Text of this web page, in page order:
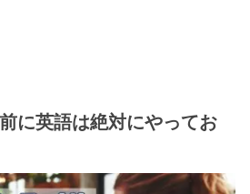
に英語は絶対にやってお